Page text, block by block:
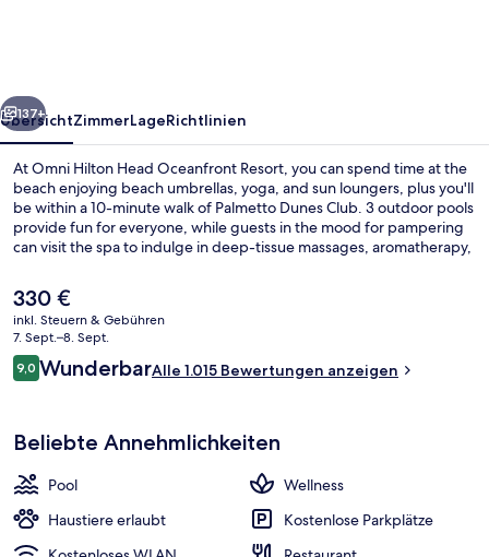
Weiter
137+
ÜbersichtZimmerLageRichtlinien
At Omni Hilton Head Oceanfront Resort, you can spend time at the
beach enjoying beach umbrellas, yoga, and sun loungers, plus you'll
be within a 10-minute walk of Palmetto Dunes Club. 3 outdoor pools
provide fun for everyone, while guests in the mood for pampering
can visit the spa to indulge in deep-tissue massages, aromatherapy,
views and serves breakfast and dinner. There are 2 poolside bars, a
24-hour fitness center, and in-room conveniences like refrigerators
and microwaves. Fellow travelers say great things about the pool
and helpful staff.
Der
aktuelle
Preis
beträgt
330 €.
330 €
inkl. Steuern & Gebühren
7. Sept.–8. Sept.
Bewertungen
9,09,0 von 10.
WunderbarAlle 1.015 Bewertungen anzeigen
Beliebte Annehmlichkeiten
Pool
Wellness
Haustiere erlaubt
Kostenlose Parkplätze